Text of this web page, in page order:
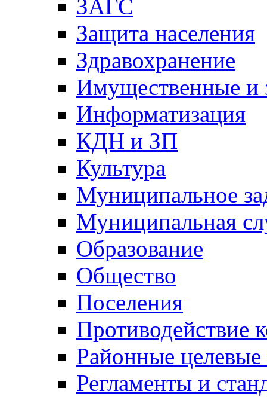
ЗАГС
Защита населения
Здравохранение
Имущественные и
Информатизация
КДН и ЗП
Культура
Муниципальное
Муниципальная
Образование
Общество
Поселения
Противодействие
Районные
Регламенты и